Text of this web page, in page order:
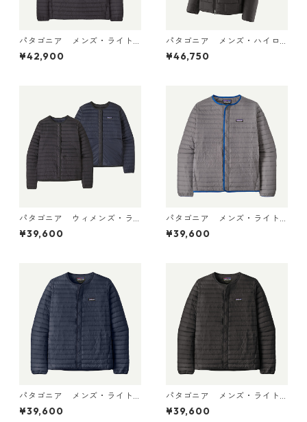
パタゴニア メンズ・ライト
ウェイト・ダウン・セータ
ー・プルオーバー Black 319
¥42,900
パタゴニア メンズ・ハイロ
フト・ナノ・パフ・フーデ
¥46,750
パタゴニア ウィメンズ・ラ
イトウェイト・リバーシブ
ル・ダウン・セーター・カー
¥39,600
パタゴニア メンズ・ライト
ウェイト・ダウン・セータ
ー・カーディガン Noble Gr
¥39,600
パタゴニア メンズ・ライト
ウェイト・ダウン・セータ
ー・カーディガン New Navy
¥39,600
パタゴニア メンズ・ライト
ウェイト・ダウン・セータ
ー・カーディガン Black 319
¥39,600